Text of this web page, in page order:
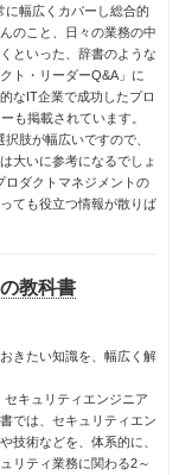
に幅広くカバーし総合的
のこと、日々の業務の中
といった、辞書のような
ト・リーダーQ&A」に
なIT企業で成功したプロ
も掲載されています。
肢が幅広いですので、
大いに参考になるでしょ
ロダクトマネジメントの
ても役立つ情報が散りば
教科書
きたい知識を、幅広く解
キュリティエンジニア
では、セキュリティエン
技術などを、体系的に、
リティ業務に関わる2～